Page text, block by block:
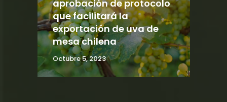
aprobación de protocolo
que facilitará la
exportación de uva de
mesa chilena
Octubre 5, 2023